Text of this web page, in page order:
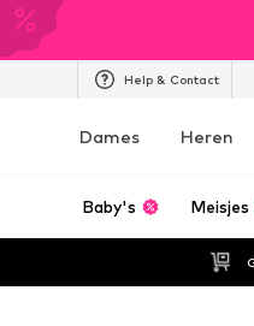
Help & Contact
Dames Heren
Baby's Meisjes